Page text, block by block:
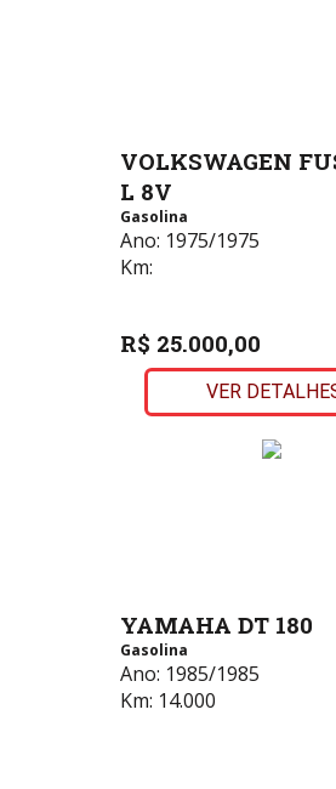
VOLKSWAGEN
L 8V
Gasolina
Ano: 1975/1975
Km:
R$ 25.000,00
VER
YAMAHA DT 180
Gasolina
Ano: 1985/1985
Km: 14.000